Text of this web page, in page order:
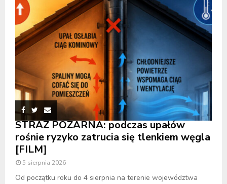
STRAŻ POŻARNA: podczas upałów
rośnie ryzyko zatrucia się tlenkiem węgla
[FILM]
5 sierpnia 2026
Od początku roku do 4 sierpnia na terenie województwa